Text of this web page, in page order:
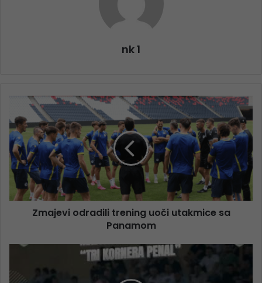
nk 1
Zmajevi odradili trening uoči utakmice sa
Panamom